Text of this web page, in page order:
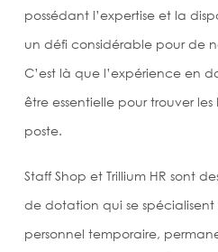
possédant l’expertise et la
un défi considérable pour de
C’est là que l’expérience en
être essentielle pour trouver
poste.
Staff Shop et Trillium HR sont
de dotation qui se
personnel temporaire,